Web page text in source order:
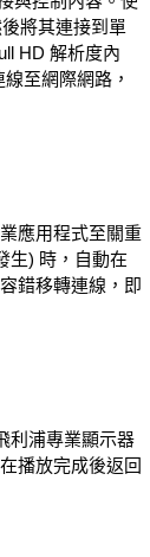
將其連接到單
HD 解析度內
至網際網路，
應用程式至關重
生) 時，自動在
錯移轉連線，即
利浦專業顯示器
播放完成後返回